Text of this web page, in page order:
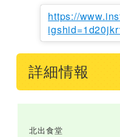
https://
詳細情報
北出食堂